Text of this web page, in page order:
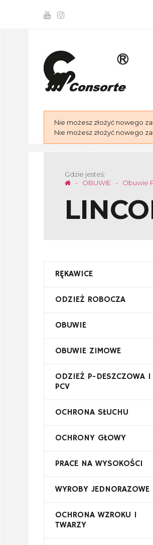
Nie możesz złożyć nowego
Nie możesz złożyć nowego
Gdzie jesteś:
OBUWIE
Obuwie
RĘKAWICE
ODZIEŻ ROBOCZA
OBUWIE
OBUWIE ZIMOWE
ODZIEŻ P-DESZCZOWA I
PCV
OCHRONA SŁUCHU
OCHRONY GŁOWY
PRACE NA WYSOKOŚCI
WYROBY JEDNORAZOWE
OCHRONA WZROKU I
TWARZY